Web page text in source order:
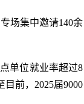
场集中邀请140余
单位就业率超过8
前，2025届9000